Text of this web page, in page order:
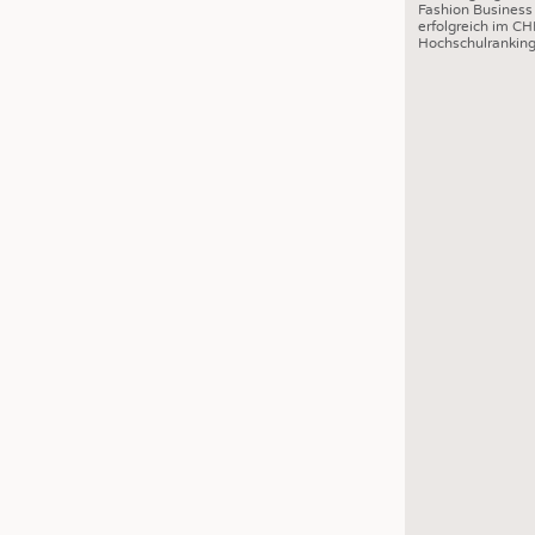
Fashion
erfolgreich im
Hochschulranking